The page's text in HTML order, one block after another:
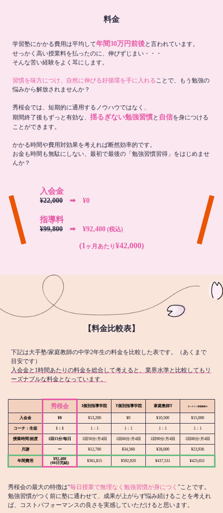
料金
学習塾にかかる費用は平均して年間30万円前後と言われています。
せっかく高い授業料を払ったのに、伸びずじまい・・・
そんな苦い経験をよく耳にします。
習慣を味方につけ、自然に伸びる好循環を手に入れる ことで、もう勉強の
悩みから解放されませんか？
秀桜会では、短期的に通用するノウハウではなく、
期間終了後もずっと有効な、 揺るぎない勉強習慣と 自信を身につける
ことができます。
かかる時間や費用対効果を考えれば断然効率的です。
お金も時間も無駄にしない、最初で最後の「勉強習慣習得」をはじめませ
んか？
入会金
¥22,000 ➡︎ ¥0
指導料
¥99,800 ➡︎ ¥92,400 (税込)
(1 ヶ月あたり¥42,000)
【料金比較表】
下記は大手塾/家庭教師の中学2年生の料金を比較した表です。（あくまで
目安です）
入会金と1時間あたりの料金を総合して考えると、業界水準と比較してもリ
ーズナブルな料金となっています。
秀桜会 I個別指導学院 T個別指導学院 家庭教師T オンライン家庭教師M
入会金 ¥0 ¥13,200 ¥0 ¥10,500 ¥15,000
コーチ：生徒 1：1 1：1 1：1 1：1 1：1
授業時間/頻度 1回15分/毎日 1回50分/月4回 1回60分/月4回 1回90分/月4回 1回80分/月4回
月謝 ー ¥12,700 ¥34,560 ¥28,000 ¥23,936
年間費用
¥92,400
(66日完結)
¥361,815 ¥592,920 ¥437,531 ¥425,652
秀桜会の最大の特徴は“毎日授業で無理なく勉強習慣が身につく ”ことです。
勉強習慣がつく前に塾に通わせて、成果が上がらず悩み続けることを考えれ
ば、コストパフォーマンスの良さを実感していただけると思います。